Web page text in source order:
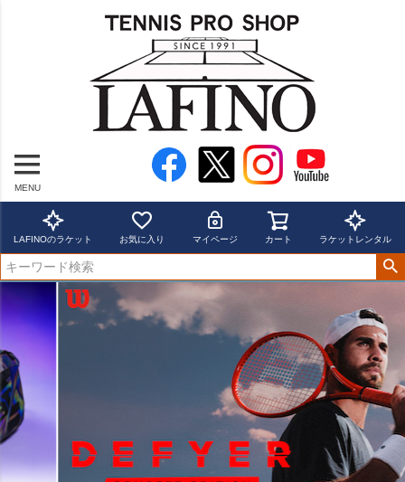
MENU
LAFINOのラケット お気に入り マイページ カート ラケットレンタル